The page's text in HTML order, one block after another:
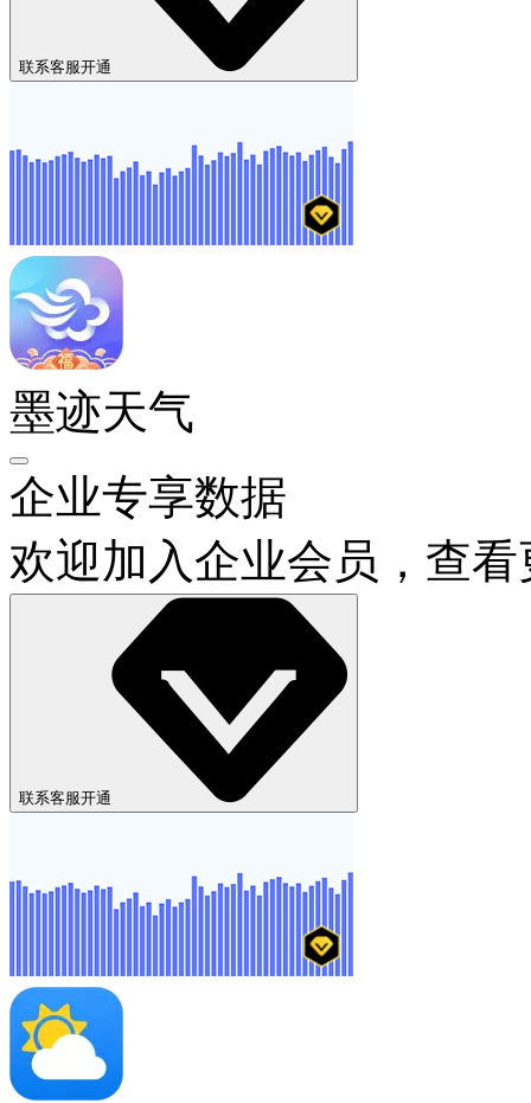
联系客服开通
墨迹天气
企业专享数据
欢迎加入企业会员，查
联系客服开通